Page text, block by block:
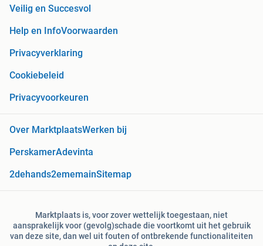
Veilig en Succesvol
Help en InfoVoorwaarden
Privacyverklaring
Cookiebeleid
Privacyvoorkeuren
Over MarktplaatsWerken bij
PerskamerAdevinta
2dehands2ememainSitemap
Marktplaats is, voor zover wettelijk toegestaan, niet
aansprakelijk voor (gevolg)schade die voortkomt uit het gebruik
van deze site, dan wel uit fouten of ontbrekende functionaliteiten